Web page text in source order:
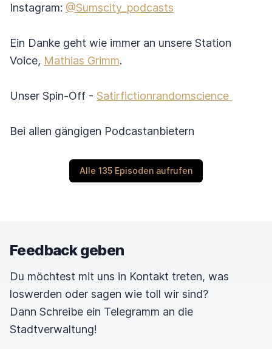
Instagram: @Sumscity_podcasts
Ein Danke geht wie immer an unsere Station
Voice, Mathias Grimm.
Unser Spin-Off - Satirfictionrandomscience
Bei allen gängigen Podcastanbietern
Alle 135 Episoden aufrufen
Feedback geben
Du möchtest mit uns in Kontakt treten, was
loswerden oder sagen wie toll wir sind?
Dann Schreibe ein Telegramm an die
Stadtverwaltung!